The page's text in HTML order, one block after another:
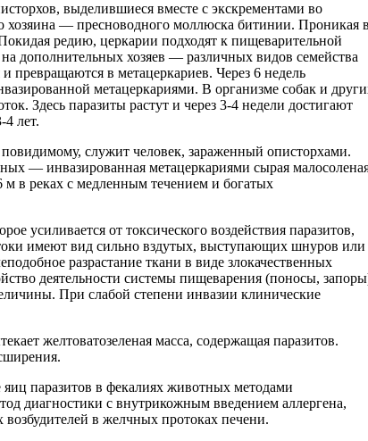
выделившиеся вместе с экскрементами во
— пресноводного моллюска битинии. Проникая
редию, церкарии подходят к пищеварительной
дополнительных хозяев — различных видов семейства
в метацеркариев. Через 6 недель
метацеркариями. В организме собак и
Здесь паразиты растут и через 3-4 недели достигают
4 лет.
служит человек, зараженный описторхами.
— инвазированная метацеркариями сырая
в реках с медленным течением и богатых
усиливается от токсического воздействия паразитов,
имеют вид сильно вздутых, выступающих шнуров или
разрастание ткани в виде злокачественных
деятельности системы пищеварения (поносы,
При слабой степени инвазии клинические
желтоватозеленая масса, содержащая паразитов.
паразитов в фекалиях животных методами
диагностики с внутрикожным введением аллергена,
в желчных протоках печени.